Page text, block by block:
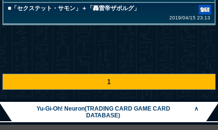
■「セクステット・サモン」＋「轟雷帝ザボルグ」
2019/04/15 23:13
1
Yu-Gi-Oh! Neuron(TRADING CARD GAME CARD
DATABASE)
∧